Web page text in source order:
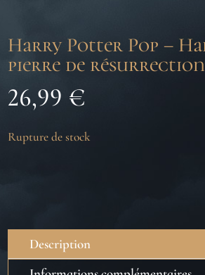
Harry Potter Pop –
pierre de résurrection
26,99 €
Rupture de stock
Description